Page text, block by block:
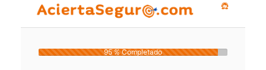
95 % Completado